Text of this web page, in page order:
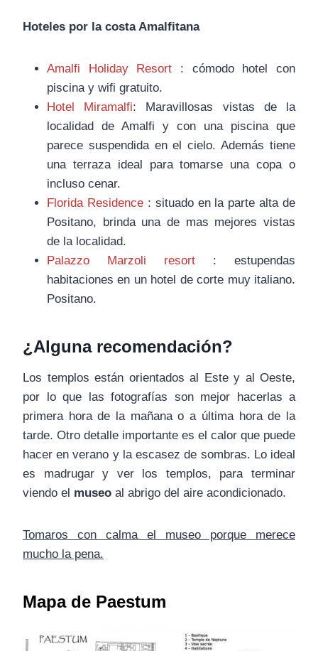
Hoteles por la costa Amalfitana
Amalfi Holiday Resort : cómodo hotel con
piscina y wifi gratuito.
Hotel Miramalfi: Maravillosas vistas de la
localidad de Amalfi y con una piscina que
parece suspendida en el cielo. Además tiene
una terraza ideal para tomarse una copa o
incluso cenar.
Florida Residence: situado en la parte alta de
Positano, brinda una de mas mejores vistas
de la localidad.
Palazzo Marzoli resort : estupendas
habitaciones en un hotel de corte muy italiano.
Positano.
¿Alguna recomendación?
Los templos están orientados al Este y al Oeste,
por lo que las fotografías son mejor hacerlas a
primera hora de la mañana o a última hora de la
tarde. Otro detalle importante es el calor que puede
hacer en verano y la escasez de sombras. Lo ideal
es madrugar y ver los templos, para terminar
viendo el museo al abrigo del aire acondicionado.
Tomaros con calma el museo porque merece
mucho la pena.
Mapa de Paestum